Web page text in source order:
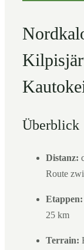
Überblick
Distanz:
Route
Etappen:
25 km
Terrain: